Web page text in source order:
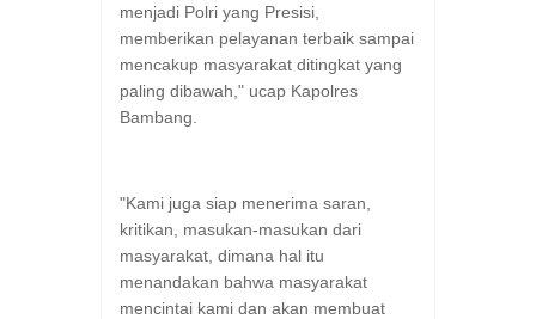
menjadi Polri yang Presisi,
memberikan pelayanan terbaik sampai
mencakup masyarakat ditingkat yang
paling dibawah," ucap Kapolres
Bambang.
"Kami juga siap menerima saran,
kritikan, masukan-masukan dari
masyarakat, dimana hal itu
menandakan bahwa masyarakat
mencintai kami dan akan membuat